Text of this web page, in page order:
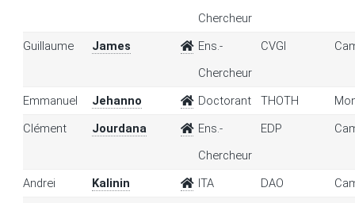
Chercheur
Guillaume James
Ens.-
Chercheur
CVGI
Emmanuel Jehanno Doctorant THOTH
Clément
Jourdana
Ens.-
Chercheur
EDP
Andrei Kalinin ITA DAO